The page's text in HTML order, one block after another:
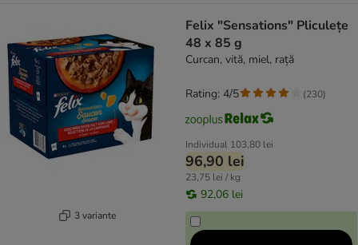
3 variante
Felix "Sensations" Pliculețe
48 x 85 g
Curcan, vită, miel, rață
Individual 103,80 lei
96,90 lei
23,75 lei / kg
92,06 lei
Rating: 4/5 (230)